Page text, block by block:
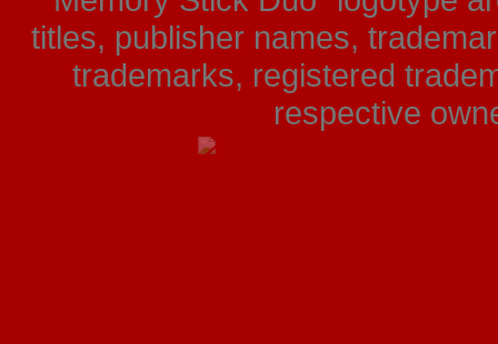
titles, publisher names,
trademarks, registered
respective